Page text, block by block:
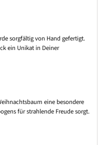
sorgfältig von Hand gefertigt.
ein Unikat in Deiner
eine besondere
für strahlende Freude sorgt.